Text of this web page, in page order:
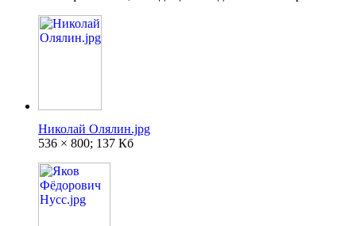
Николай Олялин.jpg
536 × 800; 137 Кб